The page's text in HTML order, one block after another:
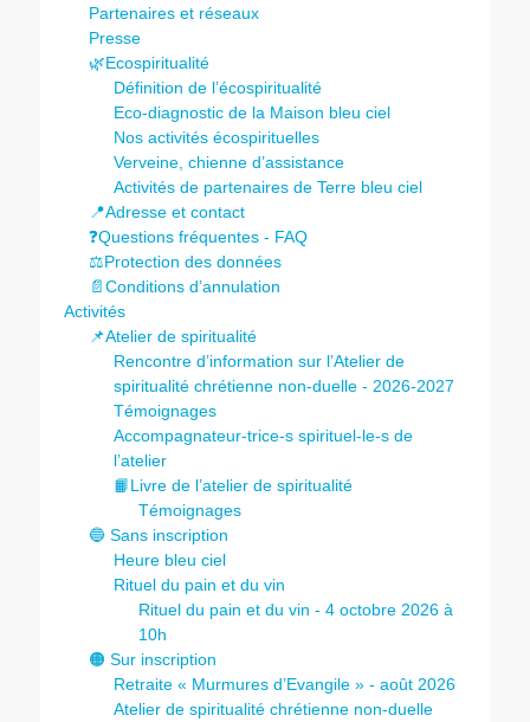
Partenaires et réseaux
Presse
🌿Ecospiritualité
Définition de l’écospiritualité
Eco-diagnostic de la Maison bleu ciel
Nos activités écospirituelles
Verveine, chienne d’assistance
Activités de partenaires de Terre bleu ciel
📍Adresse et contact
❓Questions fréquentes - FAQ
⚖️Protection des données
📄Conditions d’annulation
Activités
📌Atelier de spiritualité
Rencontre d’information sur l’Atelier de
spiritualité chrétienne non-duelle - 2026-2027
Témoignages
Accompagnateur-trice-s spirituel-le-s de
l’atelier
📙Livre de l’atelier de spiritualité
Témoignages
🔵 Sans inscription
Heure bleu ciel
Rituel du pain et du vin
Rituel du pain et du vin - 4 octobre 2026 à
10h
🟠 Sur inscription
Retraite « Murmures d’Evangile » - août 2026
Atelier de spiritualité chrétienne non-duelle